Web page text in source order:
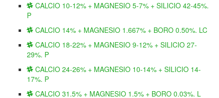
CALCIO 10-12% + MAGNESIO 5-7% + SILICIO 42-45%.
P
CALCIO 14% + MAGNESIO 1.667% + BORO 0.50%. LC
CALCIO 18-22% + MAGNESIO 9-12% + SILICIO 27-
29%. P
CALCIO 24-26% + MAGNESIO 10-14% + SILICIO 14-
17%. P
CALCIO 31.5% + MAGNESIO 1.5% + BORO 0.03%. L